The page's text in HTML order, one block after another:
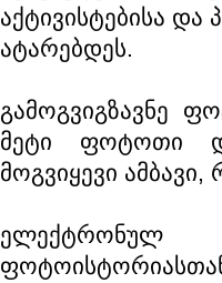
აქტივისტებისა და
ატარებდეს.
გამოგვიგზავნე
მეტი ფოტოთი
მოგვიყევი
ელექტრონულ